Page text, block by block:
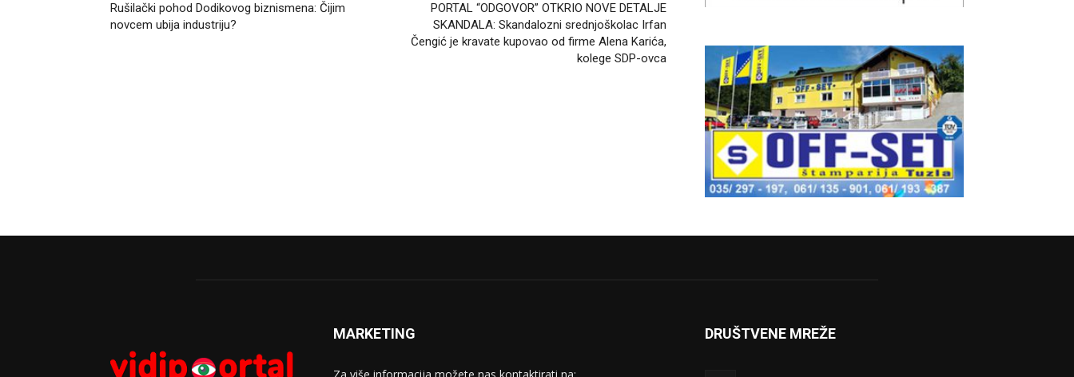
Rušilački pohod Dodikovog biznismena: Čijim
novcem ubija industriju?
PORTAL “ODGOVOR” OTKRIO NOVE DETALJE
SKANDALA: Skandalozni srednjoškolac Irfan
Čengić je kravate kupovao od firme Alena Karića,
kolege SDP-ovca
MARKETING DRUŠTVENE MREŽE